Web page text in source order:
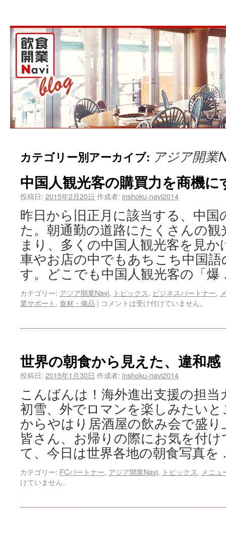
カテゴリー別アーカイブ: アジア開業
中国人観光客の購買力を商機
投稿日: 2015年2月20日 作成者: inshoku-navi2014
昨日から旧正月に該当する、中国
た。朝通勤の道路にたくさんの
まり、多くの中国人観光客を見
車やお店の中でもあちこち中国
す。どこでも中国人観光客の「
カテゴリー: アジア開業Navi, トピックス, ビジネスパートナー,
業サポート, 食材・備品 | コメントは受け付けていません。
世界の朝食から見えた、違和感
投稿日: 2015年1月30日 作成者: inshoku-navi2014
こんばんは！海外進出支援の担
初雪、外でロマンを楽しみたい
からやはり居酒屋の飲み会で盛
皆さん、お帰りの際にお気を付
て、今日は世界各地の朝食写真
カテゴリー: FCパートナー, アジア開業Navi, トピックス, メニュ
けていません。